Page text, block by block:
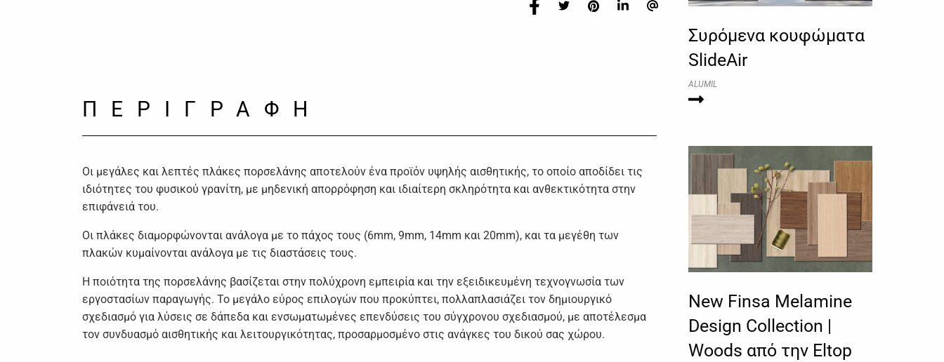
ΠΕΡΙΓΡΑΦΗ
Οι μεγάλες και λεπτές πλάκες πορσελάνης αποτελούν ένα προϊόν υψηλής αισθητικής, το οποίο αποδίδει τις
ιδιότητες του φυσικού γρανίτη, με μηδενική απορρόφηση και ιδιαίτερη σκληρότητα και ανθεκτικότητα στην
επιφάνειά του.
Οι πλάκες διαμορφώνονται ανάλογα με το πάχος τους (6mm, 9mm, 14mm και 20mm), και τα μεγέθη των
πλακών κυμαίνονται ανάλογα με τις διαστάσεις τους.
Η ποιότητα της πορσελάνης βασίζεται στην πολύχρονη εμπειρία και την εξειδικευμένη τεχνογνωσία των
εργοστασίων παραγωγής. Το μεγάλο εύρος επιλογών που προκύπτει, πολλαπλασιάζει τον δημιουργικό
σχεδιασμό για λύσεις σε δάπεδα και ενσωματωμένες επενδύσεις του σύγχρονου σχεδιασμού, με αποτέλεσμα
τον συνδυασμό αισθητικής και λειτουργικότητας, προσαρμοσμένο στις ανάγκες του δικού σας χώρου.
Συρόμενα κουφώματα
SlideAir
ALUMIL
New Finsa Melamine
Design Collection |
Woods από την Eltop